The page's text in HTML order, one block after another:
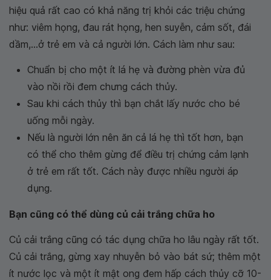
hiệu quả rất cao có khả năng trị khỏi các triệu chứng
như: viêm họng, đau rát họng, hen suyễn, cảm sốt, đái
dầm,...ở trẻ em và cả người lớn. Cách làm như sau:
Chuẩn bị cho một ít lá hẹ và đường phèn vừa đủ
vào nồi rồi đem chưng cách thủy.
Sau khi cách thủy thì bạn chắt lấy nước cho bé
uống mỗi ngày.
Nếu là người lớn nên ăn cả lá hẹ thì tốt hơn, bạn
có thể cho thêm gừng để điều trị chứng cảm lạnh
ở trẻ em rất tốt. Cách này được nhiều người áp
dụng.
Bạn cũng có thể dùng củ cải trắng chữa ho
Củ cải trắng cũng có tác dụng chữa ho lâu ngày rất tốt.
Củ cải trắng, gừng xay nhuyễn bỏ vào bát sứ; thêm một
ít nước lọc và một ít mật ong đem hấp cách thủy cỡ 10-